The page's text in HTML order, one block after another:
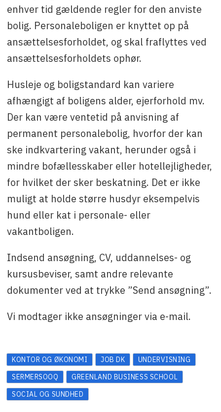
enhver tid gældende regler for den anviste
bolig. Personaleboligen er knyttet op på
ansættelsesforholdet, og skal fraflyttes ved
ansættelsesforholdets ophør.
Husleje og boligstandard kan variere
afhængigt af boligens alder, ejerforhold mv.
Der kan være ventetid på anvisning af
permanent personalebolig, hvorfor der kan
ske indkvartering vakant, herunder også i
mindre bofællesskaber eller hotellejligheder,
for hvilket der sker beskatning. Det er ikke
muligt at holde større husdyr eksempelvis
hund eller kat i personale- eller
vakantboligen.
Indsend ansøgning, CV, uddannelses- og
kursusbeviser, samt andre relevante
dokumenter ved at trykke ”Send ansøgning”.
Vi modtager ikke ansøgninger via e-mail.
KONTOR OG ØKONOMI JOB DK
UNDERVISNING
SERMERSOOQ
GREENLAND BUSINESS SCHOOL
SOCIAL OG SUNDHED